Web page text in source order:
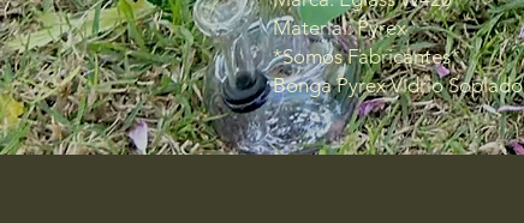
Material: Pyrex
*Somos Fabricantes*
Bonga Pyrex Vidrio Soplado